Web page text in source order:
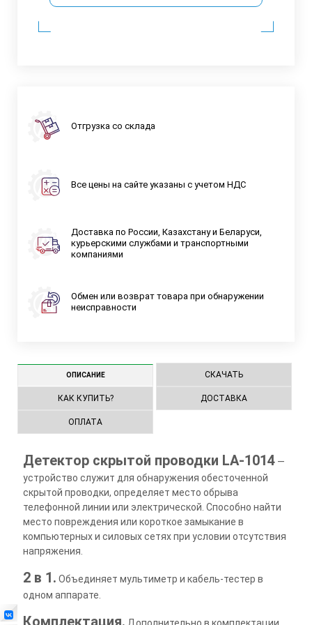
Отгрузка со склада
Все цены на сайте указаны с учетом НДС
Доставка по России, Казахстану и Беларуси,
курьерскими службами и транспортными
компаниями
Обмен или возврат товара при обнаружении
неисправности
ОПИСАНИЕ СКАЧАТЬ
КАК КУПИТЬ? ДОСТАВКА
ОПЛАТА
Детектор скрытой проводки LA-1014—
устройство служит для обнаружения обесточенной
скрытой проводки, определяет место обрыва
телефонной линии или электрической. Способно найти
место повреждения или короткое замыкание в
компьютерных и силовых сетях при условии отсутствия
напряжения.
2 в 1. Объединяет мультиметр и кабель-тестер в
одном аппарате.
Комплектация. Дополнительно в комплектации